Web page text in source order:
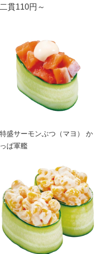
貫110円～
特盛サーモンぶつ（マヨ） か
っぱ軍艦